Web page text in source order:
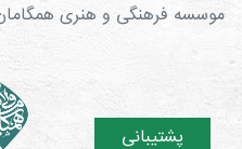
موسسه فرهنگی و هنری همگامان
پشتیبانی